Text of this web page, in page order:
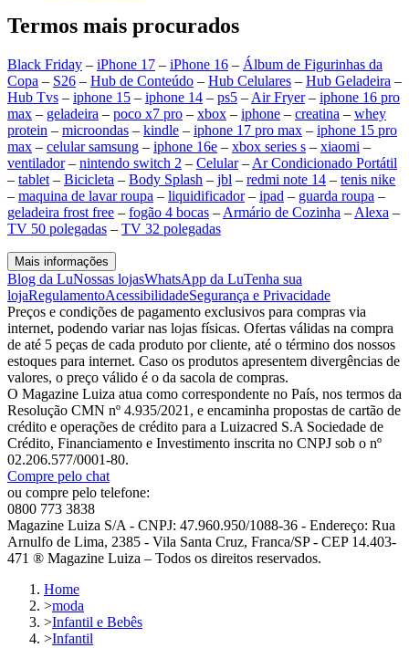
Termos mais procurados
Black Friday – iPhone 17 – iPhone 16 – Álbum de Figurinhas da
Copa – S26 – Hub de Conteúdo – Hub Celulares – Hub Geladeira –
Hub Tvs – iphone 15 – iphone 14 – ps5 – Air Fryer– iphone 16 pro
max – geladeira – poco x7 pro – xbox – iphone – creatina – whey
protein – microondas – kindle – iphone 17 pro max – iphone 15 pro
max – celular samsung – iphone 16e – xbox series s – xiaomi –
ventilador– nintendo switch 2 – Celular– Ar Condicionado Portátil
– tablet – Bicicleta – Body Splash – jbl – redmi note 14 – tenis nike
– maquina de lavar roupa – liquidificador– ipad – guarda roupa –
geladeira frost free – fogão 4 bocas – Armário de Cozinha – Alexa –
TV 50 polegadas – TV 32 polegadas
Mais informações
Blog da LuNossas lojasWhatsApp da LuTenha sua
lojaRegulamentoAcessibilidadeSegurança e Privacidade
Preços e condições de pagamento exclusivos para compras via
internet, podendo variar nas lojas físicas. Ofertas válidas na compra
de até 5 peças de cada produto por cliente, até o término dos nossos
estoques para internet. Caso os produtos apresentem divergências de
valores, o preço válido é o da sacola de compras.
O Magazine Luiza atua como correspondente no País, nos termos da
Resolução CMN nº 4.935/2021, e encaminha propostas de cartão de
crédito e operações de crédito para a Luizacred S.A Sociedade de
Crédito, Financiamento e Investimento inscrita no CNPJ sob o nº
02.206.577/0001-80.
Compre pelo chat
ou compre pelo telefone:
0800 773 3838
Magazine Luiza S/A - CNPJ: 47.960.950/1088-36 - Endereço: Rua
Arnulfo de Lima, 2385 - Vila Santa Cruz, Franca/SP - CEP 14.403-
471 ® Magazine Luiza – Todos os direitos reservados.
Home
>moda
>Infantil e Bebês
>Infantil